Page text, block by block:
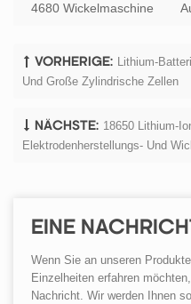
4680 Wickelmaschine
VORHERIGE: Lithium-
Und Große Zylindrische Zellen
NÄCHSTE: 18650 Lithium-
Elektrodenherstellungs- Und
EINE
Wenn Sie an unseren
Einzelheiten erfahren
Nachricht. Wir werden Ihnen